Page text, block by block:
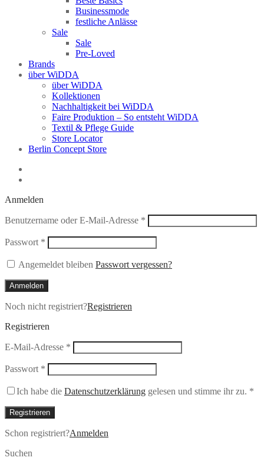
Businessmode
festliche Anlässe
Sale
Sale
Pre-Loved
Brands
über WiDDA
über WiDDA
Kollektionen
Nachhaltigkeit bei WiDDA
Faire Produktion – So entsteht WiDDA
Textil & Pflege Guide
Store Locator
Berlin Concept Store
Anmelden
Benutzername oder E-Mail-Adresse * Erforderlich
Passwort * Erforderlich
Angemeldet bleiben Passwort vergessen?
Anmelden
Noch nicht registriert?Registrieren
Registrieren
E-Mail-Adresse * Erforderlich
Passwort * Erforderlich
Ich habe die Datenschutzerklärung gelesen und stimme ihr zu. *
Registrieren
Schon registriert?Anmelden
Suchen